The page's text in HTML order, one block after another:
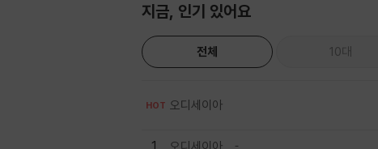
지금, 인기 있어요
전체 10대
HOT 오디세이아
1